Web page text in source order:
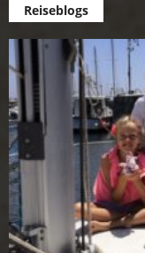
Reiseblogs